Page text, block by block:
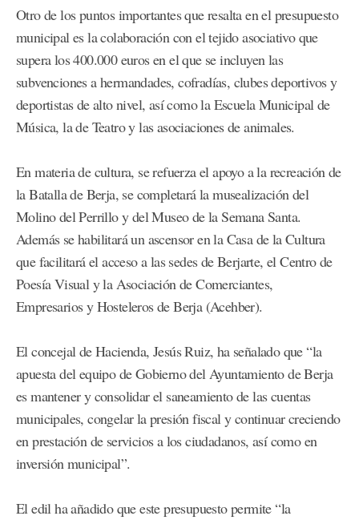
Otro de los puntos importantes que resalta en el presupuesto
municipal es la colaboración con el tejido asociativo que
supera los 400.000 euros en el que se incluyen las
subvenciones a hermandades, cofradías, clubes deportivos y
deportistas de alto nivel, así como la Escuela Municipal de
Música, la de Teatro y las asociaciones de animales.
En materia de cultura, se refuerza el apoyo a la recreación de
la Batalla de Berja, se completará la musealización del
Molino del Perrillo y del Museo de la Semana Santa.
Además se habilitará un ascensor en la Casa de la Cultura
que facilitará el acceso a las sedes de Berjarte, el Centro de
Poesía Visual y la Asociación de Comerciantes,
Empresarios y Hosteleros de Berja (Acehber).
El concejal de Hacienda, Jesús Ruiz, ha señalado que “la
apuesta del equipo de Gobierno del Ayuntamiento de Berja
es mantener y consolidar el saneamiento de las cuentas
municipales, congelar la presión fiscal y continuar creciendo
en prestación de servicios a los ciudadanos, así como en
inversión municipal”.
El edil ha añadido que este presupuesto permite “la